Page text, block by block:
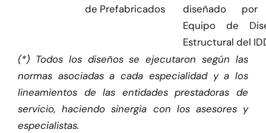
de Prefabricados
diseñado
Equipo de
Estructural del
(*) Todos los diseños se ejecutaron según las
normas asociadas a cada especialidad y a los
lineamientos de las entidades prestadoras de
servicio, haciendo sinergia con los asesores y
especialistas.